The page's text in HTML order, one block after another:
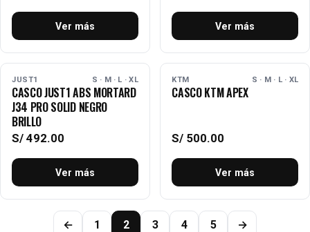
Ver más Ver más
AGOTADO
JUST1 S · M · L · XL
CASCO JUST1 ABS MORTARD
J34 PRO SOLID NEGRO
BRILLO
S/ 492.00
Ver más
AGOTADO
KTM S · M · L · XL
CASCO KTM APEX
S/ 500.00
Ver más
← 1 2 3 4 5 →